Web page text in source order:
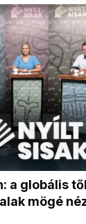
a globális
mögé